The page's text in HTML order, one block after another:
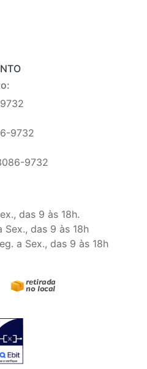
9732
9732
das 9 às 18h.
Sex., das 9 às 18h
a Sex., das 9 às 18h